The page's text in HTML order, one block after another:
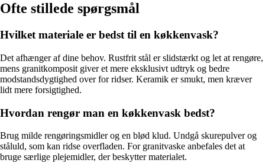
Ofte stillede spørgsmål
Hvilket materiale er bedst til en køkkenvask?
Det afhænger af dine behov. Rustfrit stål er slidstærkt og let at rengøre,
mens granitkomposit giver et mere eksklusivt udtryk og bedre
modstandsdygtighed over for ridser. Keramik er smukt, men kræver
lidt mere forsigtighed.
Hvordan rengør man en køkkenvask bedst?
Brug milde rengøringsmidler og en blød klud. Undgå skurepulver og
ståluld, som kan ridse overfladen. For granitvaske anbefales det at
bruge særlige plejemidler, der beskytter materialet.